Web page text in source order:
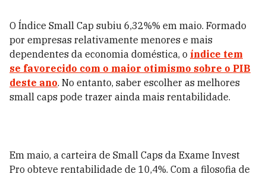
O Índice Small Cap subiu 6,32%% em maio. Formado
por empresas relativamente menores e mais
dependentes da economia doméstica, o índice tem
se favorecido com o maior otimismo sobre o PIB
deste ano. No entanto, saber escolher as melhores
small caps pode trazer ainda mais rentabilidade.
Em maio, a carteira de Small Caps da Exame Invest
Pro obteve rentabilidade de 10,4%. Com a filosofia de